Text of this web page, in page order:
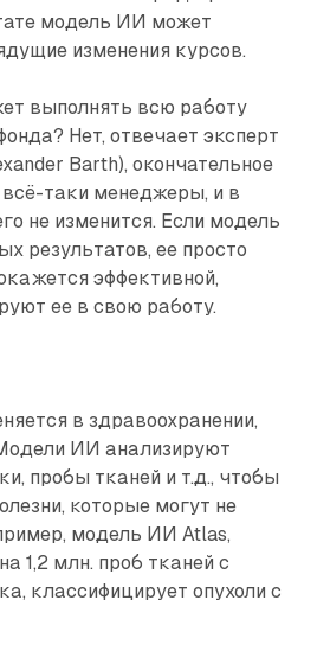
модель ИИ может
изменения курсов.
выполнять всю работу
Нет, отвечает эксперт
Barth), окончательное
таки менеджеры, и в
не изменится. Если модель
результатов, ее просто
эффективной,
ее в свою работу.
в здравоохранении,
ИИ анализируют
пробы тканей и т.д., чтобы
которые могут не
модель ИИ Atlas,
1,2 млн. проб тканей с
классифицирует опухоли с